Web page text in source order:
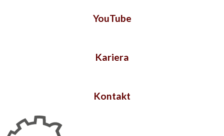
YouTube
Kariera
Kontakt